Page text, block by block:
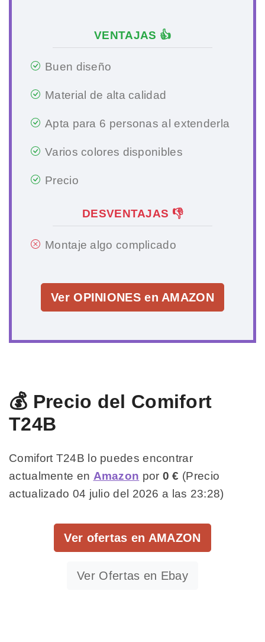
VENTAJAS 👍
Buen diseño
Material de alta calidad
Apta para 6 personas al extenderla
Varios colores disponibles
Precio
DESVENTAJAS 👎
Montaje algo complicado
Ver OPINIONES en AMAZON
💰 Precio del Comifort
T24B
Comifort T24B lo puedes encontrar
actualmente en Amazon por 0 € (Precio
actualizado 04 julio del 2026 a las 23:28)
Ver ofertas en AMAZON
Ver Ofertas en Ebay